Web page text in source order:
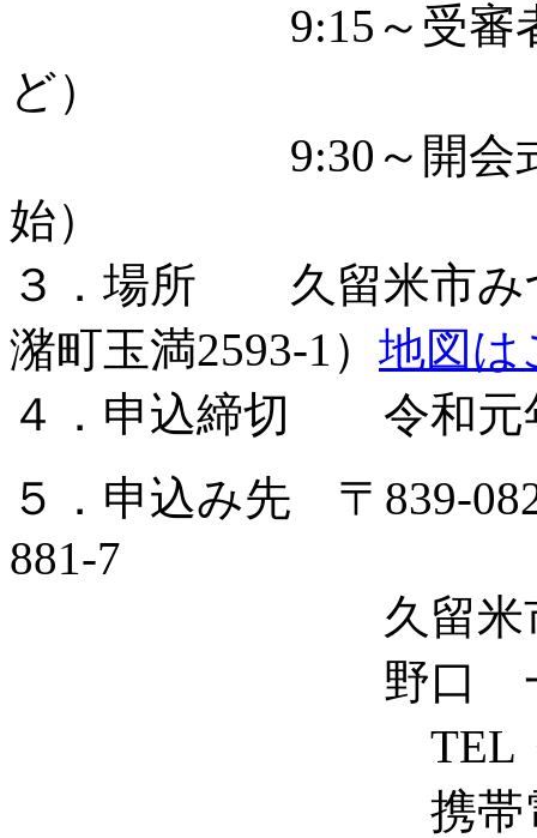
9:15～受審者集
ど）
9:30～開会式（
始）
３．場所 久留米市み
潴町玉満2593-1） 地図は
４．申込締切 令和元
５．申込み先 〒839-
881-7
久留米市剣
野口 一
TEL・FAX：
携帯電話：